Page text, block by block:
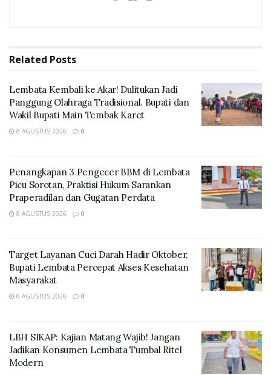
beberapa waktu silam dan pada tahun 2023
Sejak tahun 2024 hingga 2026, Festival Lamaholot
Nusantara (KEN) yang diselenggarakan oleh
Kementerian Pariwisata Republik Indonesia, dengan
pelaksanaan tahun 2026 direncanakan berlangsung
pada tanggal 1–4 Juli 2026.
Related Posts
Lembata Kembali ke Akar! Dulitukan Jadi
Panggung Olahraga Tradisional. Bupati dan
Wakil Bupati Main Tembak Karet
8 AGUSTUS 2026 0
Penangkapan 3 Pengecer BBM di Lembata
Picu Sorotan, Praktisi Hukum Sarankan
Praperadilan dan Gugatan Perdata
8 AGUSTUS 2026 0
Target Layanan Cuci Darah Hadir Oktober,
Bupati Lembata Percepat Akses Kesehatan
Masyarakat
6 AGUSTUS 2026 0
LBH SIKAP: Kajian Matang Wajib! Jangan
Jadikan Konsumen Lembata Tumbal Ritel
Modern